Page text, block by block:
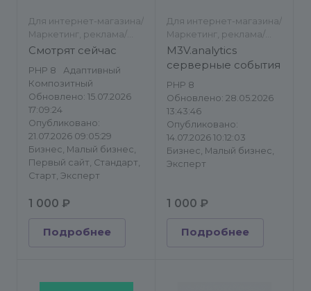
Для интернет-магазина/
Маркетинг, реклама/
Статистика сайта
Смотрят сейчас
PHP 8
Адаптивный
Композитный
Обновлено: 15.07.2026
17:09:24
Опубликовано:
21.07.2026 09:05:29
Бизнес, Малый бизнес,
Первый сайт, Стандарт,
Старт, Эксперт
1 000 ₽
Подробнее
Для интернет-магазина/
Маркетинг, реклама/
Другое/Статистика
сайта
M3V.analytics
серверные события
PHP 8
Обновлено: 28.05.2026
13:43:46
Опубликовано:
14.07.2026 10:12:03
Бизнес, Малый бизнес,
Эксперт
1 000 ₽
Подробнее